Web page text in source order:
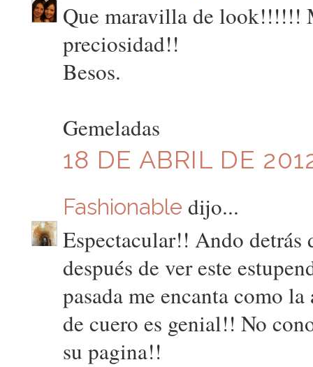
Que maravilla de look!!!!!!
preciosidad!!
Besos.
Gemeladas
18 DE ABRIL DE
Fashionable dijo...
Espectacular!! Ando detrás
después de ver este
pasada me encanta como
de cuero es genial!! No
su pagina!!